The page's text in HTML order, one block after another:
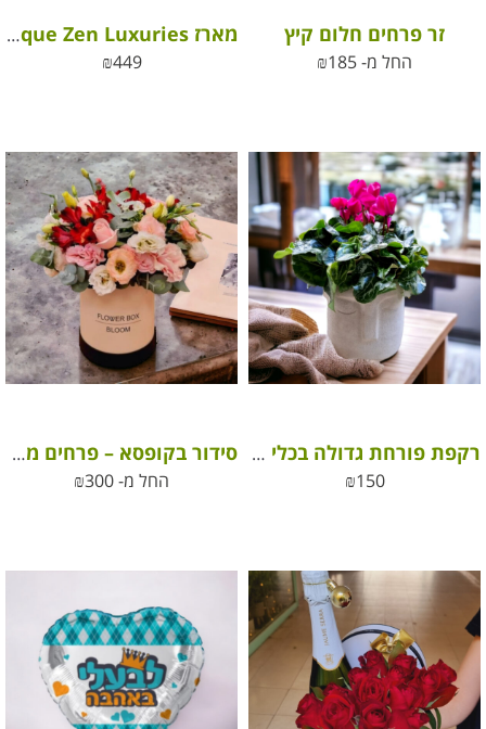
זר פרחים חלום קיץ
החל מ- ₪185
מארז Boutique Zen Luxuries – חוויה מושלמת של איכות ונעימות
₪449
רקפת פורחת גדולה בכלי קרמיקה מהודר
₪150
סידור בקופסא – פרחים מהשדה
החל מ-
₪300